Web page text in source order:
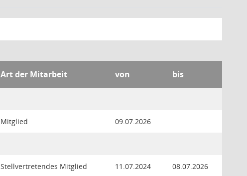
Art der Mitarbeit von bis
Mitglied 09.07.2026
Stellvertretendes Mitglied 11.07.2024 08.07.2026